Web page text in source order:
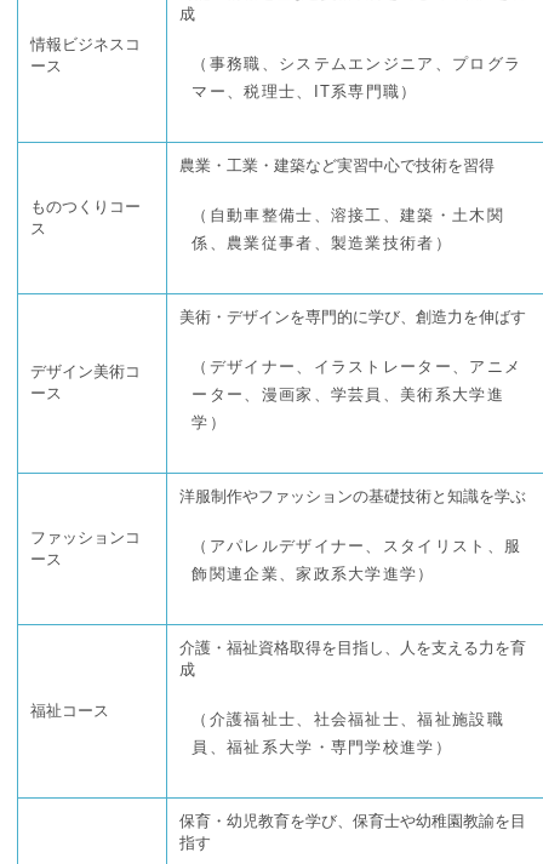
情報ビジネスコ
ース
成
（事務職、システムエンジニア、プログラ
マー、税理士、IT系専門職）
ものつくりコー
ス
農業・工業・建築など実習中心で技術を習得
（自動車整備士、溶接工、建築・土木関
係、農業従事者、製造業技術者）
デザイン美術コ
ース
美術・デザインを専門的に学び、創造力を伸ばす
（デザイナー、イラストレーター、アニメ
ーター、漫画家、学芸員、美術系大学進
学）
ファッションコ
ース
洋服制作やファッションの基礎技術と知識を学ぶ
（アパレルデザイナー、スタイリスト、服
飾関連企業、家政系大学進学）
福祉コース
介護・福祉資格取得を目指し、人を支える力を育
成
（介護福祉士、社会福祉士、福祉施設職
員、福祉系大学・専門学校進学）
保育・幼児教育を学び、保育士や幼稚園教諭を目
指す